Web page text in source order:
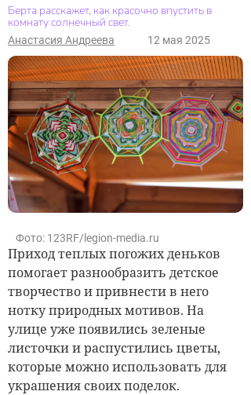
Берта расскажет, как красочно впустить в
комнату солнечный свет.
Анастасия Андреева 12 мая 2025
Фото: 123RF/legion-media.ru
Приход теплых погожих деньков
помогает разнообразить детское
творчество и привнести в него
нотку природных мотивов. На
улице уже появились зеленые
листочки и распустились цветы,
которые можно использовать для
украшения своих поделок.